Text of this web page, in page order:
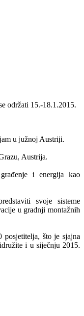
održati 15.-18.1.2015.
u južnoj Austriji.
Austrija.
i energija kao
svoje sisteme
u gradnji montažnih
što je sjajna
i u siječnju 2015.